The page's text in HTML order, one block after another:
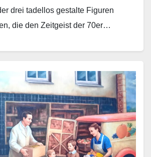
drei tadellos gestalte Figuren
die den Zeitgeist der 70er…